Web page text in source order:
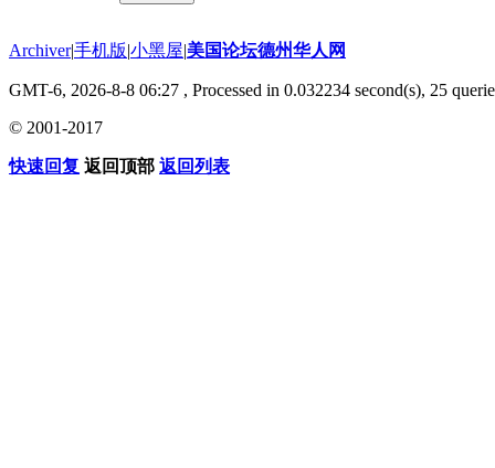
Archiver|手机版|小黑屋|美国论坛德州华人网
GMT-6, 2026-8-8 06:27 , Processed in 0.032234 second(s), 25
© 2001-2017
快速回复 返回顶部 返回列表